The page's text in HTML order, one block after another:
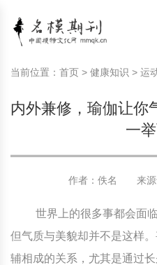
美容护肤知识
时尚人物
美容护肤知识
时尚人物
当前位置： 首页 > 健康知识 > 运
内外兼修，瑜伽让你
一
作者：佚名 来源
世界上的很多事都会面
但气质与美貌却并不是这样
辅相成的关系，尤其是通过